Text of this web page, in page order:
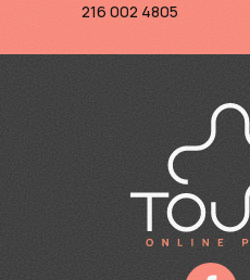
216 002 4805